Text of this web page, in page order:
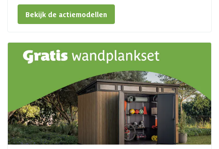
Bekijk de actiemodellen